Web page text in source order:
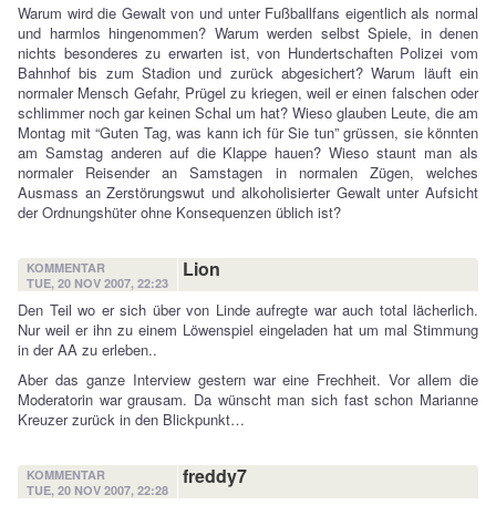
Warum wird die Gewalt von und unter Fußballfans eigentlich als normal
und harmlos hingenommen? Warum werden selbst Spiele, in denen
nichts besonderes zu erwarten ist, von Hundertschaften Polizei vom
Bahnhof bis zum Stadion und zurück abgesichert? Warum läuft ein
normaler Mensch Gefahr, Prügel zu kriegen, weil er einen falschen oder
schlimmer noch gar keinen Schal um hat? Wieso glauben Leute, die am
Montag mit “Guten Tag, was kann ich für Sie tun” grüssen, sie könnten
am Samstag anderen auf die Klappe hauen? Wieso staunt man als
normaler Reisender an Samstagen in normalen Zügen, welches
Ausmass an Zerstörungswut und alkoholisierter Gewalt unter Aufsicht
der Ordnungshüter ohne Konsequenzen üblich ist?
KOMMENTAR
TUE, 20 NOV 2007, 22:23
Lion
Den Teil wo er sich über von Linde aufregte war auch total lächerlich.
Nur weil er ihn zu einem Löwenspiel eingeladen hat um mal Stimmung
in der AA zu erleben..
Aber das ganze Interview gestern war eine Frechheit. Vor allem die
Moderatorin war grausam. Da wünscht man sich fast schon Marianne
Kreuzer zurück in den Blickpunkt…
KOMMENTAR
TUE, 20 NOV 2007, 22:28
freddy7